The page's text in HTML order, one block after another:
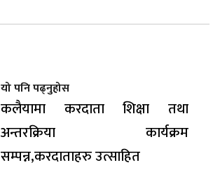
यो पनि पढ्नुहोस
कलैयामा करदाता शिक्षा तथा
अन्तरक्रिया कार्यक्रम
सम्पन्न,करदाताहरु उत्साहित